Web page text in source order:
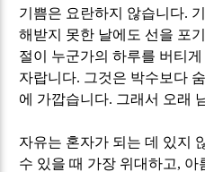
기쁨은 요란하지 않습니다.
해받지 못한 날에도 선을 포
절이 누군가의 하루를 버티
자랍니다. 그것은 박수보다
에 가깝습니다. 그래서 오래
자유는 혼자가 되는 데 있지
수 있을 때 가장 위대하고, 아